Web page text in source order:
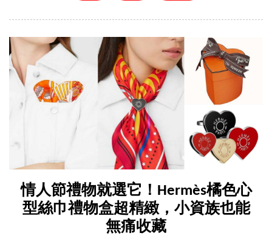
情人節禮物就選它！Hermès橘色心
型絲巾禮物盒超精緻，小資族也能
無痛收藏